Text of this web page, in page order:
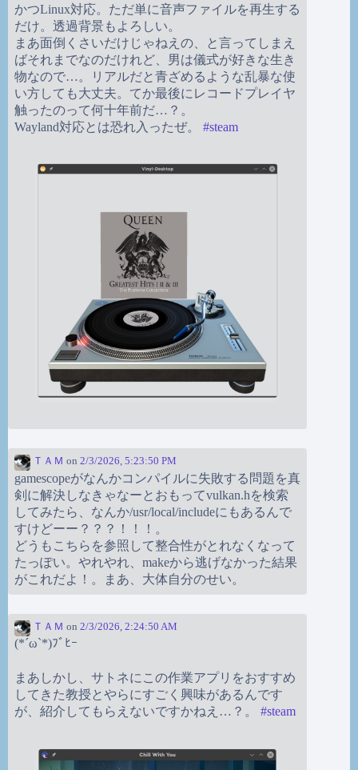
かつLinux対応。ただ単に音声ファイルを再生する
だけ。透過背景もよろしい。
まあ面倒くさいだけじゃねえの、と言ってしまえ
ばそれまでなのだけれど、男は儀式が好きな生き
物なので…。リアルだと青ざめるような乱暴な使
い方しても大丈夫。てか最後にレコードプレイヤ
触ったのって何十年前だ…？。
Wayland対応とは恐れ入ったぜ。 #steam
ＴＡＭ on 2/3/2026, 5:23:50 PM
gamescopeがなんかコンパイルに失敗する問題を真
剣に解決しなきゃなーとおもってvulkan.hを検索
してみたら、なんか/usr/local/includeにもあるんで
すけどーー？？？！！！。
どうもこちらを参照して整合性がとれなくなって
たっぽい。やれやれ、makeから逃げなかった結果
がこれだよ！。まあ、大体自分のせい。
ＴＡＭ on 2/3/2026, 2:24:50 AM
(*´ω`*)ﾌﾞﾋｰ
まあしかし、サトネにこの作業アプリをおすすめ
してきた教授とやらにすごく興味があるんです
が、紹介してもらえないですかねえ…？。 #steam